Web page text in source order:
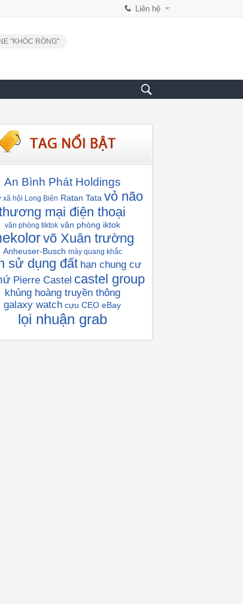
Liên hệ
"KHÓC RÒNG"
An Bình Phát Holdings
xã hội Long Biên Ratan Tata vỏ não
mại điện thoại
văn phòng tiktok văn phòng iktok
võ Xuân trường
Anheuser-Busch máy quang khắc
sử dụng đất hạn chung cư
Pierre Castel castel group
khủng hoàng truyền thông
galaxy watch cựu CEO eBay
lọi nhuận grab